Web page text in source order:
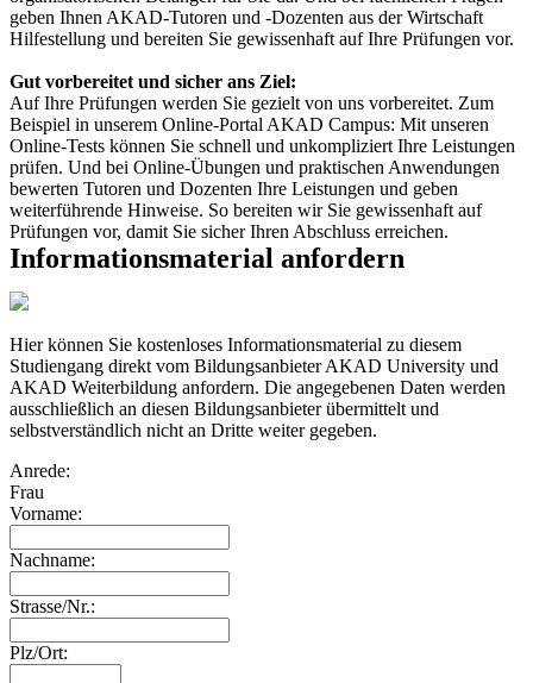
geben Ihnen AKAD-Tutoren und -Dozenten aus der Wirtschaft
Hilfestellung und bereiten Sie gewissenhaft auf Ihre Prüfungen vor.
Gut vorbereitet und sicher ans Ziel:
Auf Ihre Prüfungen werden Sie gezielt von uns vorbereitet. Zum
Beispiel in unserem Online-Portal AKAD Campus: Mit unseren
Online-Tests können Sie schnell und unkompliziert Ihre Leistungen
prüfen. Und bei Online-Übungen und praktischen Anwendungen
bewerten Tutoren und Dozenten Ihre Leistungen und geben
weiterführende Hinweise. So bereiten wir Sie gewissenhaft auf
Prüfungen vor, damit Sie sicher Ihren Abschluss erreichen.
Informationsmaterial anfordern
Hier können Sie kostenloses Informationsmaterial zu diesem
Studiengang direkt vom Bildungsanbieter AKAD University und
AKAD Weiterbildung anfordern. Die angegebenen Daten werden
ausschließlich an diesen Bildungsanbieter übermittelt und
selbstverständlich nicht an Dritte weiter gegeben.
Anrede:
Frau
Vorname:
Nachname:
Strasse/Nr.:
Plz/Ort: